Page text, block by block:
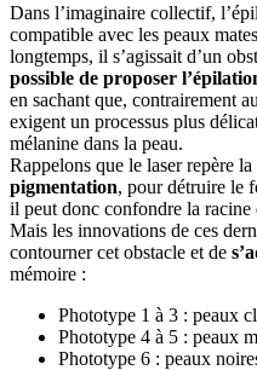
Dans l’imaginaire collectif,
compatible avec les peaux
longtemps, il s’agissait d’un
possible de proposer
en sachant que, contrairement
exigent un processus plus
mélanine dans la peau.
Rappelons que le laser repère la
pigmentation, pour détruire le
il peut donc confondre la racine
Mais les innovations de ces
contourner cet obstacle et de
mémoire :
Phototype 1 à 3 : peaux
Phototype 4 à 5 : peaux
Phototype 6 : peaux